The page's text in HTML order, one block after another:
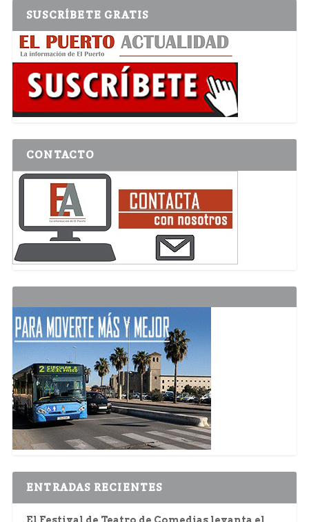
SUSCRÍBETE GRATIS
CONTACTO
ENTRADAS RECIENTES